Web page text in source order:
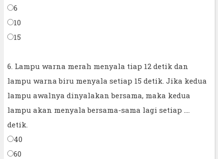
6
10
15
6. Lampu warna merah menyala tiap 12 detik dan
lampu warna biru menyala setiap 15 detik. Jika kedua
lampu awalnya dinyalakan bersama, maka kedua
lampu akan menyala bersama-sama lagi setiap ....
detik.
40
60